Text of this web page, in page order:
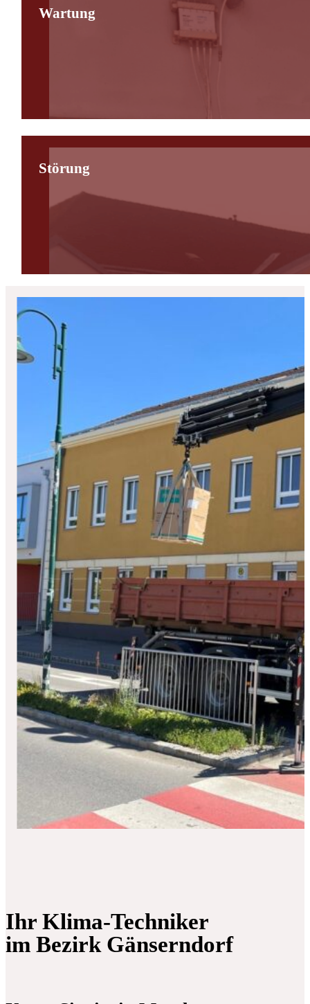
Wartung
Störung
Ihr Klima-Techniker
im Bezirk Gänserndorf